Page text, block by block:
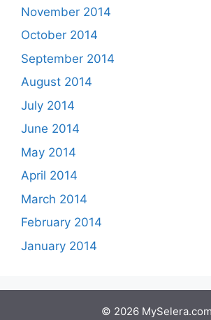
November 2014
October 2014
September 2014
August 2014
July 2014
June 2014
May 2014
April 2014
March 2014
February 2014
January 2014
© 2026 MySelera.com